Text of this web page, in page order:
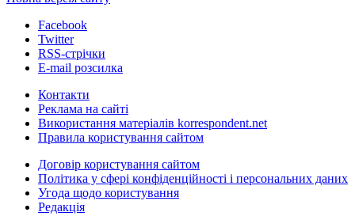
Facebook
Twitter
RSS-стрічки
E-mail розсилка
Контакти
Реклама на сайті
Використання матеріалів korrespondent.net
Правила користування сайтом
Договір користування сайтом
Політика у сфері конфіденційності і персональних даних
Угода щодо користування
Редакція